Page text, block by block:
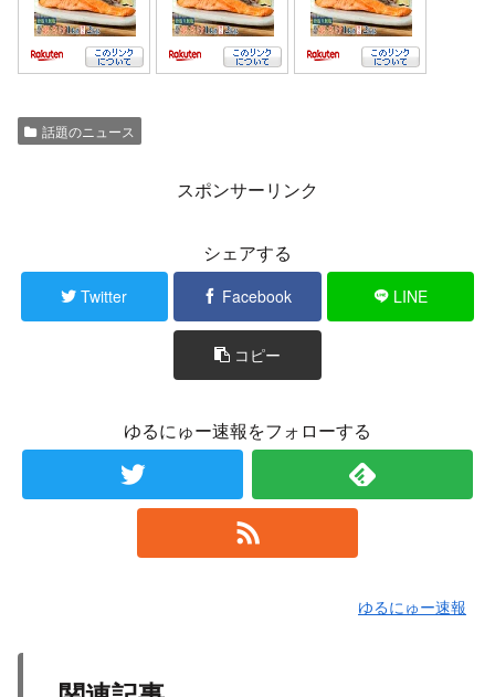
話題のニュース
スポンサーリンク
シェアする
Twitter Facebook LINE
コピー
ゆるにゅー速報をフォローする
ゆるにゅー速報